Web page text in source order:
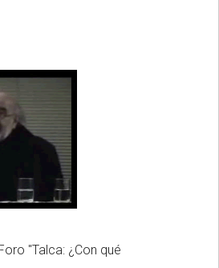
"Talca: ¿Con qué